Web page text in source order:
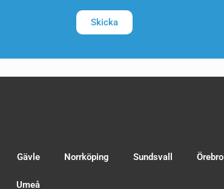
Skicka
Gävle Norrköping Sundsvall Örebro
Umeå